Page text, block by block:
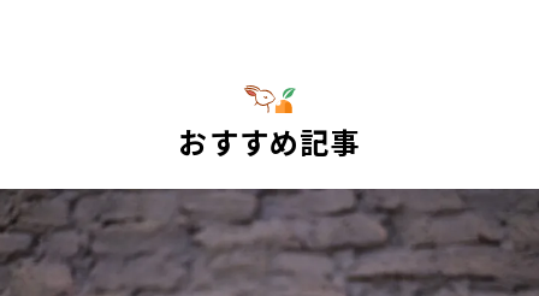
おすすめ記事